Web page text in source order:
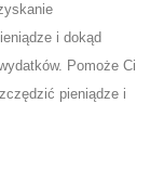
i dokąd
Pomoże Ci
pieniądze i